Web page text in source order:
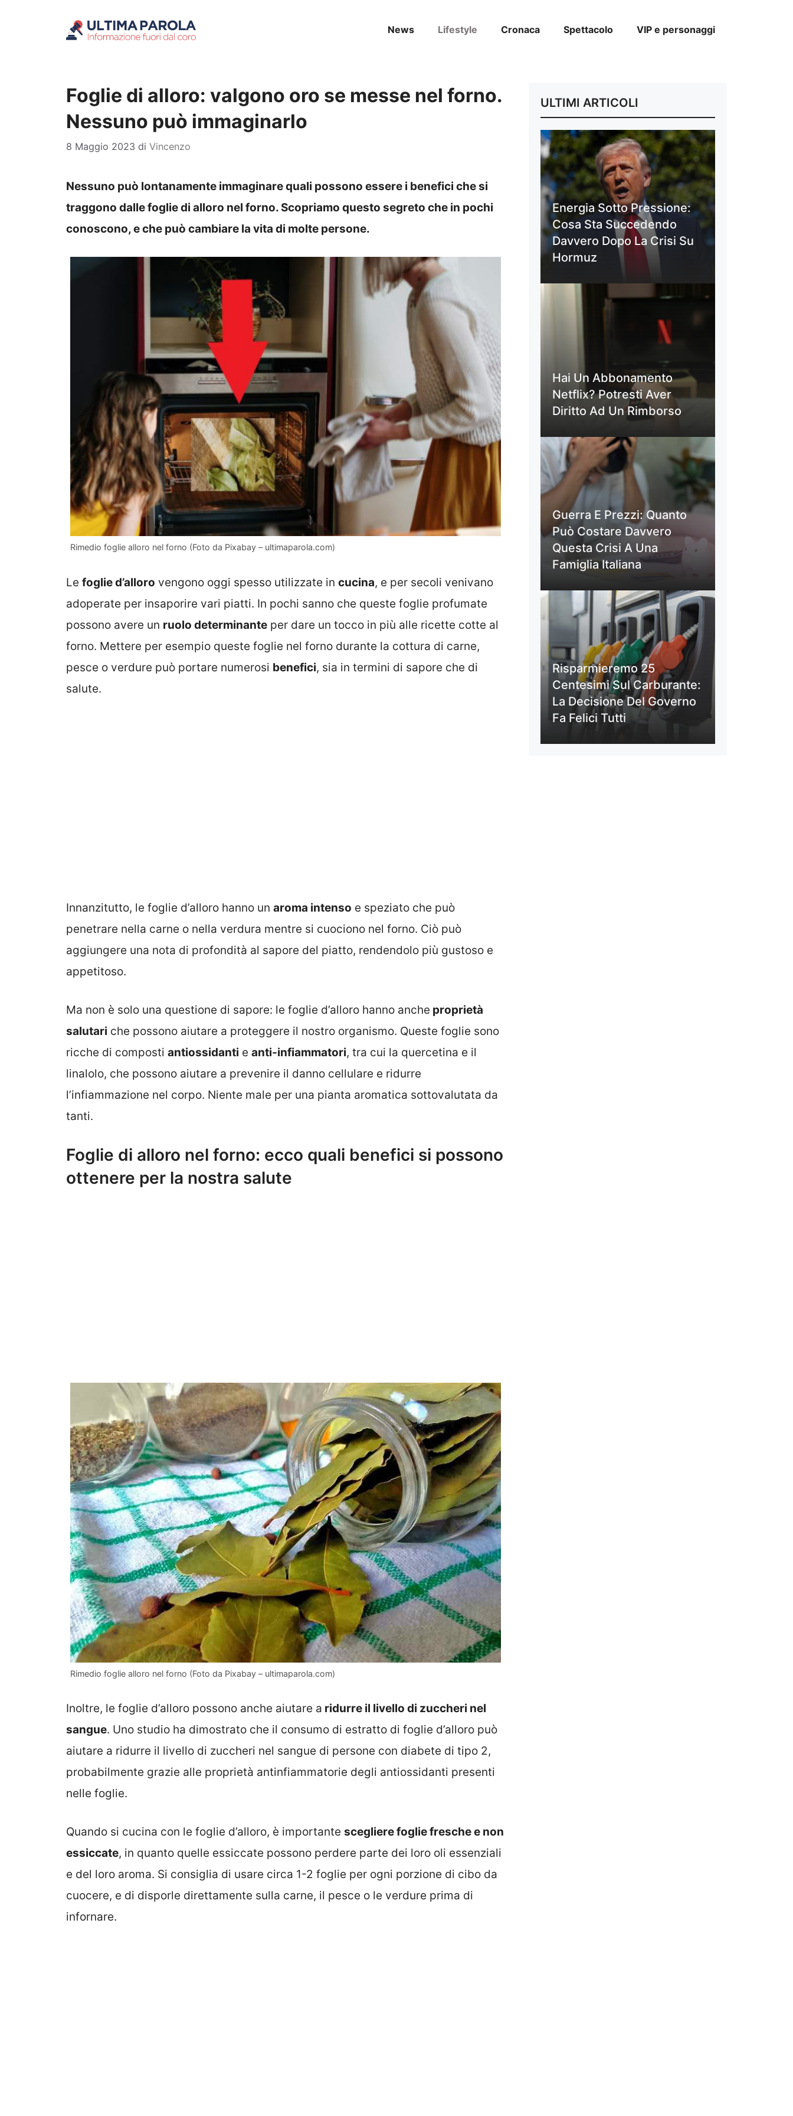
News Lifestyle Cronaca Spettacolo VIP e personaggi
Foglie di alloro: valgono oro se messe nel forno.
Nessuno può immaginarlo
8 Maggio 2023 di Vincenzo
Nessuno può lontanamente immaginare quali possono essere i benefici che si
traggono dalle foglie di alloro nel forno. Scopriamo questo segreto che in pochi
conoscono, e che può cambiare la vita di molte persone.
Rimedio foglie alloro nel forno (Foto da Pixabay – ultimaparola.com)
Le foglie d’alloro vengono oggi spesso utilizzate in cucina, e per secoli venivano
adoperate per insaporire vari piatti. In pochi sanno che queste foglie profumate
possono avere un ruolo determinante per dare un tocco in più alle ricette cotte al
forno. Mettere per esempio queste foglie nel forno durante la cottura di carne,
pesce o verdure può portare numerosi benefici, sia in termini di sapore che di
salute.
Innanzitutto, le foglie d’alloro hanno un aroma intenso e speziato che può
penetrare nella carne o nella verdura mentre si cuociono nel forno. Ciò può
aggiungere una nota di profondità al sapore del piatto, rendendolo più gustoso e
appetitoso.
Ma non è solo una questione di sapore: le foglie d’alloro hanno anche proprietà
salutari che possono aiutare a proteggere il nostro organismo. Queste foglie sono
ricche di composti antiossidanti e anti-infiammatori, tra cui la quercetina e il
linalolo, che possono aiutare a prevenire il danno cellulare e ridurre
l’infiammazione nel corpo. Niente male per una pianta aromatica sottovalutata da
tanti.
Foglie di alloro nel forno: ecco quali benefici si possono
ottenere per la nostra salute
Rimedio foglie alloro nel forno (Foto da Pixabay – ultimaparola.com)
Inoltre, le foglie d’alloro possono anche aiutare a ridurre il livello di zuccheri nel
sangue. Uno studio ha dimostrato che il consumo di estratto di foglie d’alloro può
aiutare a ridurre il livello di zuccheri nel sangue di persone con diabete di tipo 2,
probabilmente grazie alle proprietà antinfiammatorie degli antiossidanti presenti
nelle foglie.
Quando si cucina con le foglie d’alloro, è importante scegliere foglie fresche e non
essiccate, in quanto quelle essiccate possono perdere parte dei loro oli essenziali
e del loro aroma. Si consiglia di usare circa 1-2 foglie per ogni porzione di cibo da
cuocere, e di disporle direttamente sulla carne, il pesce o le verdure prima di
infornare.
ULTIMI ARTICOLI
Energia Sotto Pressione:
Cosa Sta Succedendo
Davvero Dopo La Crisi Su
Hormuz
Hai Un Abbonamento
Netflix? Potresti Aver
Diritto Ad Un Rimborso
Guerra E Prezzi: Quanto
Può Costare Davvero
Questa Crisi A Una
Famiglia Italiana
Risparmieremo 25
Centesimi Sul Carburante:
La Decisione Del Governo
Fa Felici Tutti